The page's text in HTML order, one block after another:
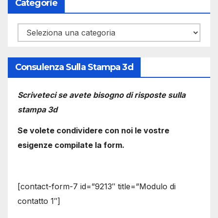
Categorie
Categorie
Consulenza Sulla Stampa 3d
Scriveteci se avete bisogno di risposte sulla
stampa 3d
Se volete condividere con noi le vostre
esigenze compilate la form.
[contact-form-7 id=”9213″ title=”Modulo di
contatto 1″]